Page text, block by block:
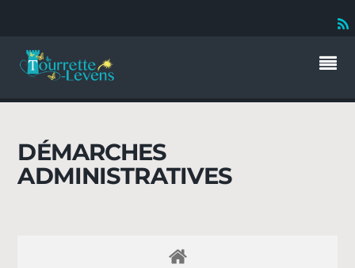
DÉMARCHES
ADMINISTRATIVES